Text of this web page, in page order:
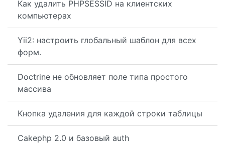
Как удалить PHPSESSID на клиентских
компьютерах
Yii2: настроить глобальный шаблон для всех
форм.
Doctrine не обновляет поле типа простого
массива
Кнопка удаления для каждой строки таблицы
Cakephp 2.0 и базовый auth